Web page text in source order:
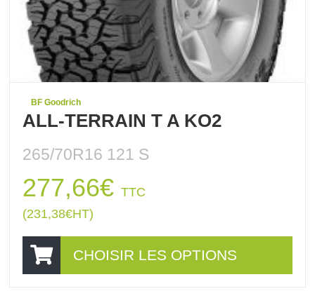
BF Goodrich
ALL-TERRAIN T A KO2
265/70R16 121 S
277,66€ TTC
(231,38€HT)
CHOISIR LES OPTIONS